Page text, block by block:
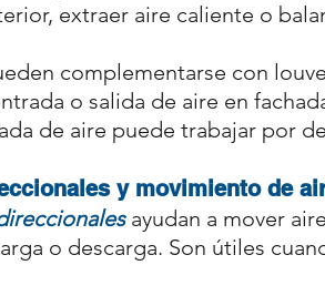
extraer aire caliente o
complementarse con
o salida de aire en
de aire puede trabajar por
y movimiento de
ayudan a mover
o descarga. Son útiles